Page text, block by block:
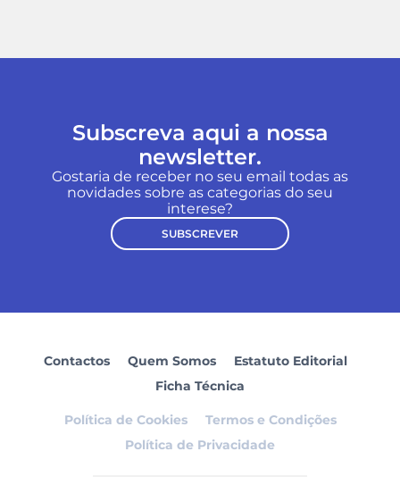
Subscreva aqui a nossa
newsletter.
Gostaria de receber no seu email todas as
novidades sobre as categorias do seu
interese?
SUBSCREVER
Contactos Quem Somos
Estatuto Editorial
Ficha Técnica
Política de Cookies
Termos e Condições
Política de Privacidade